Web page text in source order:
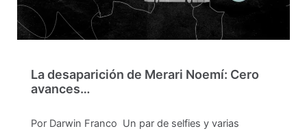
La desaparición de Merari Noemí: Cero
avances…
Por Darwin Franco Un par de selfies y varias